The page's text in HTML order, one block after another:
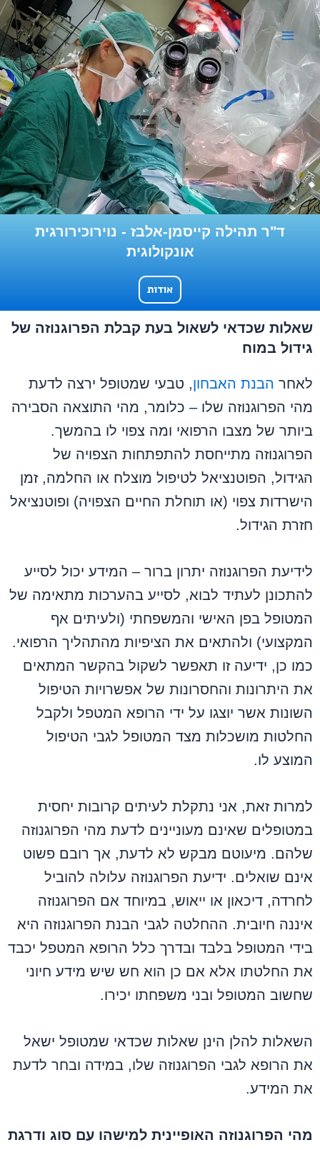
דילוג
לתוכן
ד"ר תהילה קייסמן-אלבז - נוירוכירורגית
אונקולוגית
אודות
שאלות שכדאי לשאול בעת קבלת הפרוגנוזה של
גידול במוח
לאחר הבנת האבחון, טבעי שמטופל ירצה לדעת
מהי הפרוגנוזה שלו – כלומר, מהי התוצאה הסבירה
ביותר של מצבו הרפואי ומה צפוי לו בהמשך.
הפרוגנוזה מתייחסת להתפתחות הצפויה של
הגידול, הפוטנציאל לטיפול מוצלח או החלמה, זמן
הישרדות צפוי (או תוחלת החיים הצפויה) ופוטנציאל
חזרת הגידול.
לידיעת הפרוגנוזה יתרון ברור – המידע יכול לסייע
להתכונן לעתיד לבוא, לסייע בהערכות מתאימה של
המטופל בפן האישי והמשפחתי (ולעיתים אף
המקצועי) ולהתאים את הציפיות מהתהליך הרפואי.
כמו כן, ידיעה זו תאפשר לשקול בהקשר המתאים
את היתרונות והחסרונות של אפשרויות הטיפול
השונות אשר יוצגו על ידי הרופא המטפל ולקבל
החלטות מושכלות מצד המטופל לגבי הטיפול
המוצע לו.
למרות זאת, אני נתקלת לעיתים קרובות יחסית
במטופלים שאינם מעוניינים לדעת מהי הפרוגנוזה
שלהם. מיעוטם מבקש לא לדעת, אך רובם פשוט
אינם שואלים. ידיעת הפרוגנוזה עלולה להוביל
לחרדה, דיכאון או ייאוש, במיוחד אם הפרוגנוזה
איננה חיובית. ההחלטה לגבי הבנת הפרוגנוזה היא
בידי המטופל בלבד ובדרך כלל הרופא המטפל יכבד
את החלטתו אלא אם כן הוא חש שיש מידע חיוני
שחשוב המטופל ובני משפחתו יכירו.
השאלות להלן הינן שאלות שכדאי שמטופל ישאל
את הרופא לגבי הפרוגנוזה שלו, במידה ובחר לדעת
את המידע.
מהי הפרוגנוזה האופיינית למישהו עם סוג ודרגת